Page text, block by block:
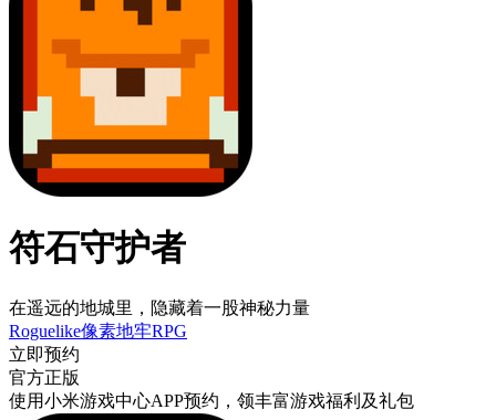
符石守护者
在遥远的地城里，隐藏着一股神秘力量
Roguelike像素地牢RPG
立即预约
官方正版
使用小米游戏中心APP预约 ，领丰富游戏福利 及礼包